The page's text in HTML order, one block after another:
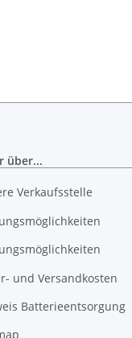
über...
Verkaufsstelle
und Versandkosten
Batterieentsorgung